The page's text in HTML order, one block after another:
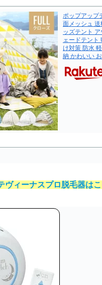
ポップアップ
面メッシュ
ッズテント
ェードテント
け対策 防水
納 かわいい
ヴィーナスプロ脱毛器はこ